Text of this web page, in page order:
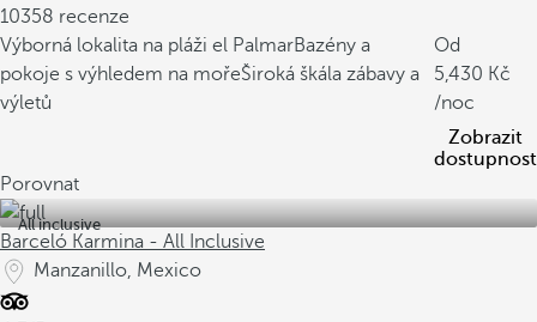
10358 recenze
Výborná lokalita na pláži el PalmarBazény a
pokoje s výhledem na mořeŠiroká škála zábavy a
výletů
Od
5,430
/noc
Zobrazit
dostupnost
Porovnat
All inclusive
Barceló Karmina - All Inclusive
Manzanillo, Mexico